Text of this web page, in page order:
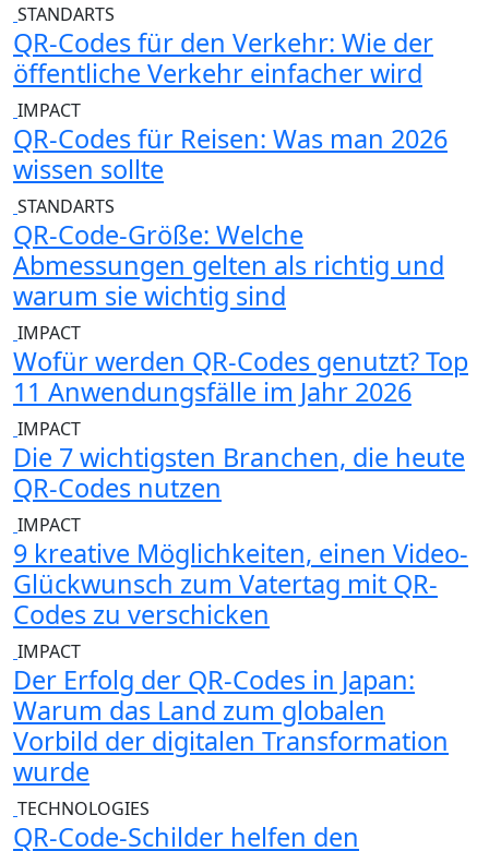
STANDARTS
QR-Codes für den Verkehr: Wie der
öffentliche Verkehr einfacher wird
IMPACT
QR-Codes für Reisen: Was man 2026
wissen sollte
STANDARTS
QR-Code-Größe: Welche
Abmessungen gelten als richtig und
warum sie wichtig sind
IMPACT
Wofür werden QR-Codes genutzt? Top
11 Anwendungsfälle im Jahr 2026
IMPACT
Die 7 wichtigsten Branchen, die heute
QR-Codes nutzen
IMPACT
9 kreative Möglichkeiten, einen Video-
Glückwunsch zum Vatertag mit QR-
Codes zu verschicken
IMPACT
Der Erfolg der QR-Codes in Japan:
Warum das Land zum globalen
Vorbild der digitalen Transformation
wurde
TECHNOLOGIES
QR-Code-Schilder helfen den